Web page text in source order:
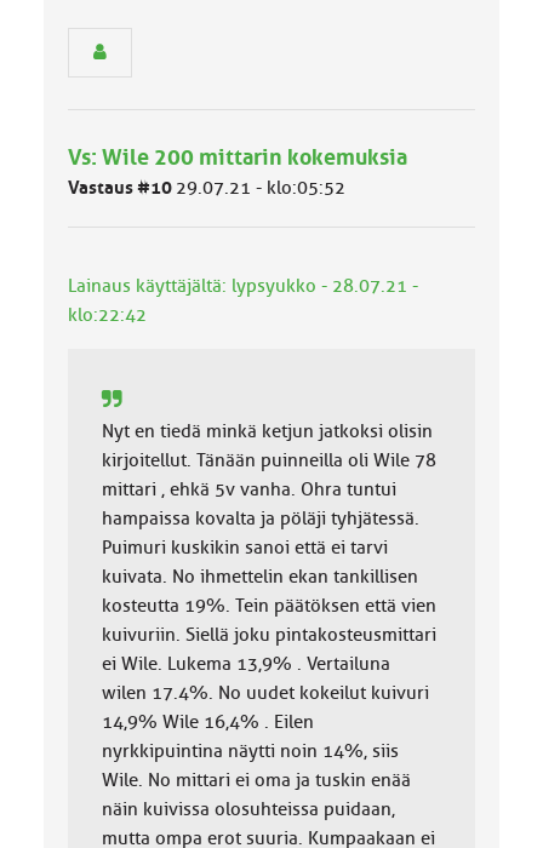
ä
u
a
Vs: Wile 200 mittarin kokemuksia
Vastaus #10 29.07.21 - klo:05:52
Lainaus käyttäjältä: lypsyukko - 28.07.21 -
klo:22:42
Nyt en tiedä minkä ketjun jatkoksi olisin
kirjoitellut. Tänään puinneilla oli Wile 78
mittari , ehkä 5v vanha. Ohra tuntui
hampaissa kovalta ja pöläji tyhjätessä.
Puimuri kuskikin sanoi että ei tarvi
kuivata. No ihmettelin ekan tankillisen
kosteutta 19%. Tein päätöksen että vien
kuivuriin. Siellä joku pintakosteusmittari
ei Wile. Lukema 13,9% . Vertailuna
wilen 17.4%. No uudet kokeilut kuivuri
14,9% Wile 16,4% . Eilen
nyrkkipuintina näytti noin 14%, siis
Wile. No mittari ei oma ja tuskin enää
näin kuivissa olosuhteissa puidaan,
mutta ompa erot suuria. Kumpaakaan ei